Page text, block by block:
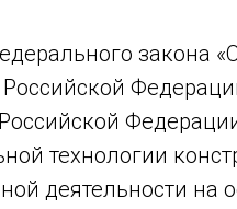
технологии
деятельности на